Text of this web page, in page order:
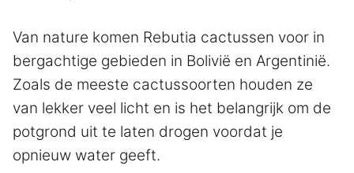
Van nature komen Rebutia cactussen voor in
bergachtige gebieden in Bolivië en Argentinië.
Zoals de meeste cactussoorten houden ze
van lekker veel licht en is het belangrijk om de
potgrond uit te laten drogen voordat je
opnieuw water geeft.